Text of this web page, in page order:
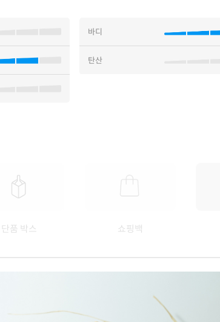
바디
탄산
단품 박스 쇼핑백